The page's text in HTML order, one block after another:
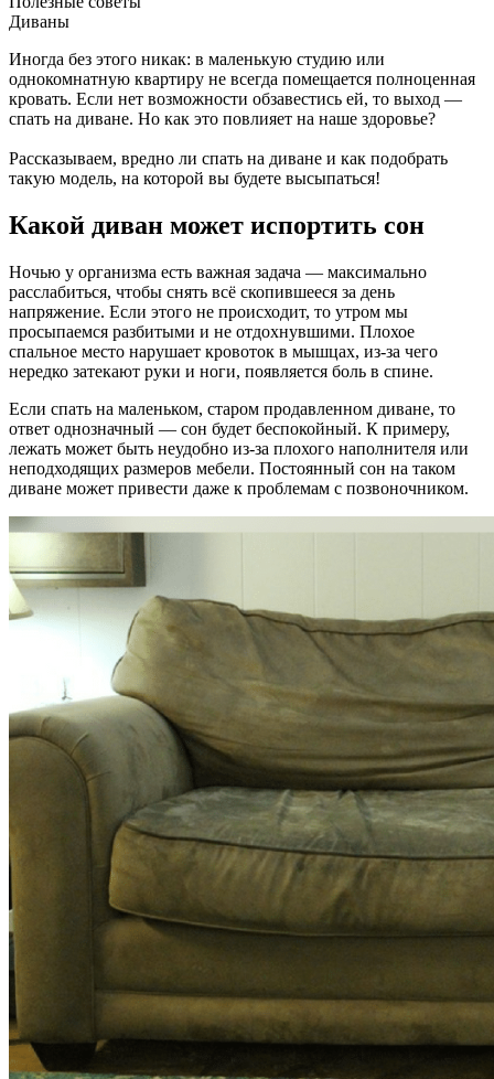
Диваны
Иногда без этого никак: в маленькую студию или
однокомнатную квартиру не всегда помещается полноценная
кровать. Если нет возможности обзавестись ей, то выход —
спать на диване. Но как это повлияет на наше здоровье?
Рассказываем, вредно ли спать на диване и как подобрать
такую модель, на которой вы будете высыпаться!
Какой диван может испортить сон
Ночью у организма есть важная задача — максимально
расслабиться, чтобы снять всё скопившееся за день
напряжение. Если этого не происходит, то утром мы
просыпаемся разбитыми и не отдохнувшими. Плохое
спальное место нарушает кровоток в мышцах, из-за чего
нередко затекают руки и ноги, появляется боль в спине.
Если спать на маленьком, старом продавленном диване, то
ответ однозначный — сон будет беспокойный. К примеру,
лежать может быть неудобно из-за плохого наполнителя или
неподходящих размеров мебели. Постоянный сон на таком
диване может привести даже к проблемам с позвоночником.